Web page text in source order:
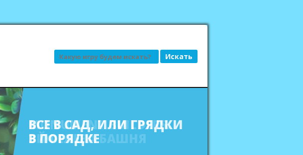
Поиск
ВСЕ В САД, ИЛИ ГРЯДКИ
В ПОРЯДКЕ